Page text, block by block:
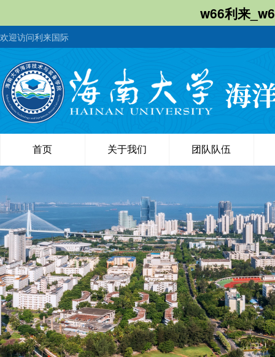
w66利来
欢迎访问利来国际
首页 关于我们 团队队伍